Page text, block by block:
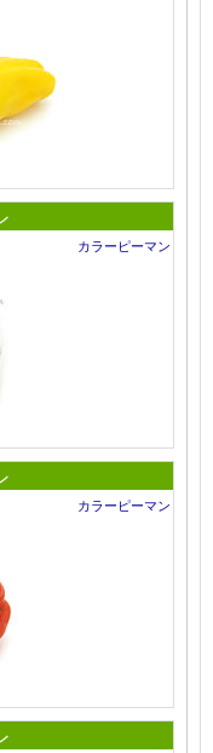
カラーピーマン
カラーピーマン